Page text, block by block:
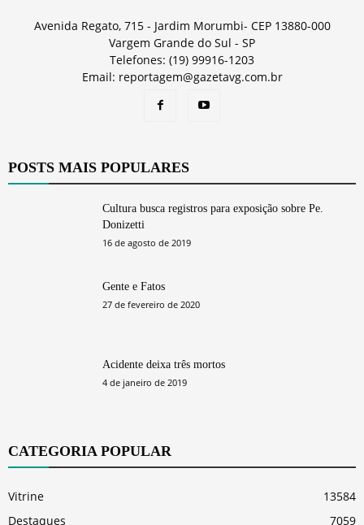
Avenida Regato, 715 - Jardim Morumbi- CEP 13880-000
Vargem Grande do Sul - SP
Telefones: (19) 99916-1203
Email: reportagem@gazetavg.com.br
POSTS MAIS POPULARES
Cultura busca registros para exposição sobre Pe.
Donizetti
16 de agosto de 2019
Gente e Fatos
27 de fevereiro de 2020
Acidente deixa três mortos
4 de janeiro de 2019
CATEGORIA POPULAR
Vitrine
13584
Destaques
7059